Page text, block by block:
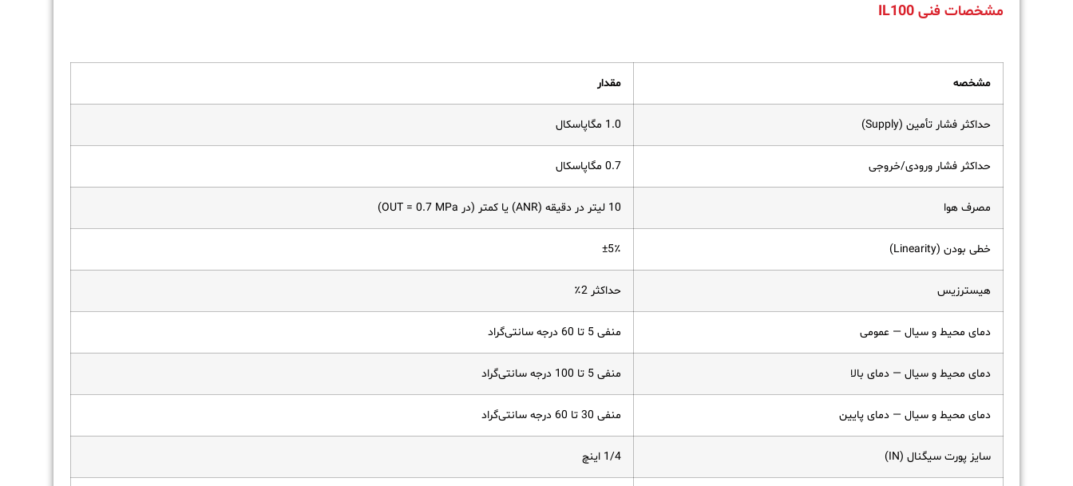
مشخصات فنی IL100
مشخصه مقدار
حداکثر فشار تأمین (Supply) 1.0 مگاپاسکال
حداکثر فشار ورودی/خروجی 0.7 مگاپاسکال
مصرف هوا 10 لیتر در دقیقه (ANR) یا کمتر (در OUT = 0.7 MPa)
خطی بودن (Linearity) ±5٪
هیسترزیس حداکثر 2٪
دمای محیط و سیال — عمومی منفی 5 تا 60 درجه سانتی‌گراد
دمای محیط و سیال — دمای بالا منفی 5 تا 100 درجه سانتی‌گراد
دمای محیط و سیال — دمای پایین منفی 30 تا 60 درجه سانتی‌گراد
سایز پورت سیگنال (IN) 1/4 اینچ